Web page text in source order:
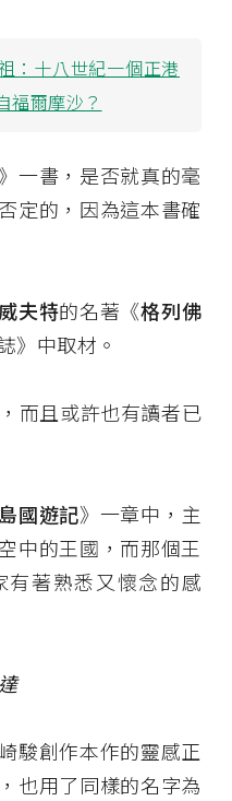
：十八世紀一個正港
福爾摩沙？
一書，是否就真的毫
定的，因為這本書確
夫特的名著《格列佛
》中取材。
而且或許也有讀者已
國遊記》一章中，主
中的王國，而那個王
著熟悉又懷念的感
駿創作本作的靈感正
也用了同樣的名字為